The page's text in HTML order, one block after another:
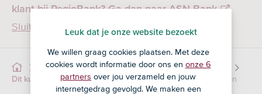
klant bij RegioBank?Ga dan naar ASN Bank
Sluiten
Service Online Bankieren
Veilig bankieren
Dit kun je zelf doen tegen fraude
Veilig de app gebruiken
Leuk dat je onze website bezoekt
We willen graag cookies plaatsen. Met deze
cookies wordt informatie door ons en onze 6
partners over jou verzameld en jouw
internetgedrag gevolgd. We maken een